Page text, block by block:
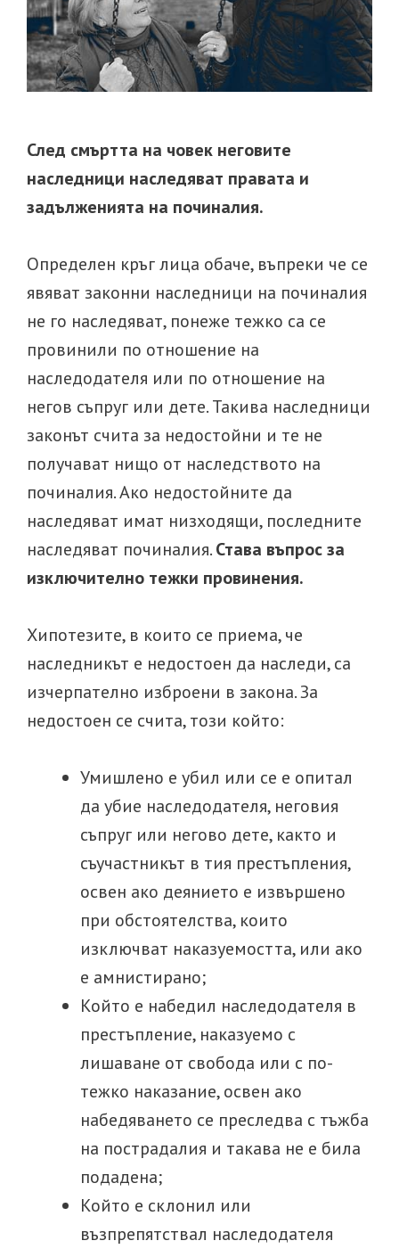
След смъртта на човек неговите
наследници наследяват правата и
задълженията на починалия.
Определен кръг лица обаче, въпреки че се
явяват законни наследници на починалия
не го наследяват, понеже тежко са се
провинили по отношение на
наследодателя или по отношение на
негов съпруг или дете. Такива наследници
законът счита за недостойни и те не
получават нищо от наследството на
починалия. Ако недостойните да
наследяват имат низходящи, последните
наследяват починалия.Става въпрос за
изключително тежки провинения.
Хипотезите, в които се приема, че
наследникът е недостоен да наследи, са
изчерпателно изброени в закона. За
недостоен се счита, този който:
Умишлено е убил или се е опитал
да убие наследодателя, неговия
съпруг или негово дете, както и
съучастникът в тия престъпления,
освен ако деянието е извършено
при обстоятелства, които
изключват наказуемостта, или ако
е амнистирано;
Който е набедил наследодателя в
престъпление, наказуемо с
лишаване от свобода или с по-
тежко наказание, освен ако
набедяването се преследва с тъжба
на пострадалия и такава не е била
подадена;
Който е склонил или
възпрепятствал наследодателя